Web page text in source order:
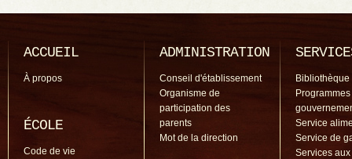
ACCUEIL
À propos
ÉCOLE
Code de vie
ADMINISTRATION
Conseil d'établissement
Organisme de
participation des
parents
Mot de la direction
Bibliothèque
Programmes
Service
Service de
Services